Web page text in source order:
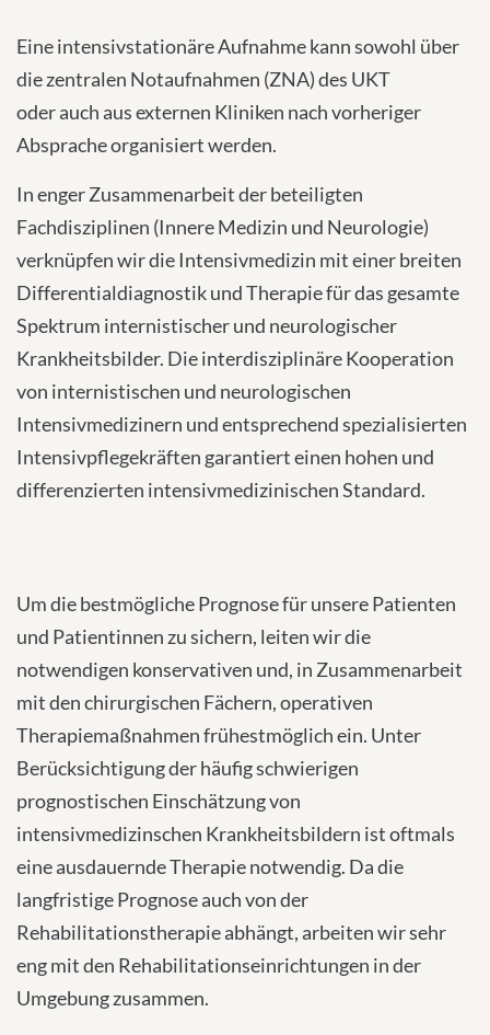
Eine intensivstationäre Aufnahme kann sowohl über
die zentralen Notaufnahmen (ZNA) des UKT
oder auch aus externen Kliniken nach vorheriger
Absprache organisiert werden.
In enger Zusammenarbeit der beteiligten
Fachdisziplinen (Innere Medizin und Neurologie)
verknüpfen wir die Intensivmedizin mit einer breiten
Differentialdiagnostik und Therapie für das gesamte
Spektrum internistischer und neurologischer
Krankheitsbilder. Die interdisziplinäre Kooperation
von internistischen und neurologischen
Intensivmedizinern und entsprechend spezialisierten
Intensivpflegekräften garantiert einen hohen und
differenzierten intensivmedizinischen Standard.
Um die bestmögliche Prognose für unsere Patienten
und Patientinnen zu sichern, leiten wir die
notwendigen konservativen und, in Zusammenarbeit
mit den chirurgischen Fächern, operativen
Therapiemaßnahmen frühestmöglich ein. Unter
Berücksichtigung der häufig schwierigen
prognostischen Einschätzung von
intensivmedizinschen Krankheitsbildern ist oftmals
eine ausdauernde Therapie notwendig. Da die
langfristige Prognose auch von der
Rehabilitationstherapie abhängt, arbeiten wir sehr
eng mit den Rehabilitationseinrichtungen in der
Umgebung zusammen.